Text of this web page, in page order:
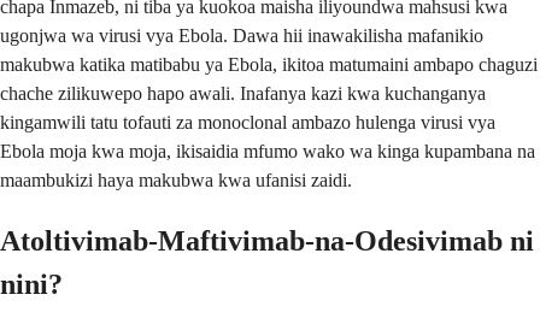
chapa Inmazeb, ni tiba ya kuokoa maisha iliyoundwa mahsusi kwa
ugonjwa wa virusi vya Ebola. Dawa hii inawakilisha mafanikio
makubwa katika matibabu ya Ebola, ikitoa matumaini ambapo chaguzi
chache zilikuwepo hapo awali. Inafanya kazi kwa kuchanganya
kingamwili tatu tofauti za monoclonal ambazo hulenga virusi vya
Ebola moja kwa moja, ikisaidia mfumo wako wa kinga kupambana na
maambukizi haya makubwa kwa ufanisi zaidi.
Atoltivimab-Maftivimab-na-Odesivimab ni
nini?